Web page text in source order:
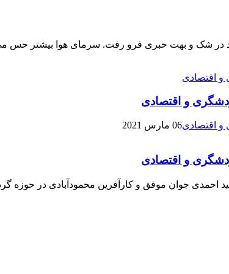
تمام محمودآباد در شک و بهت خبری فرو رفت. سرمای هوا
و اقتصادی
06 مارس 2021
و اقتصادی
احمدی جوان موفق و کارآفرین محمودآبادی در حوزه